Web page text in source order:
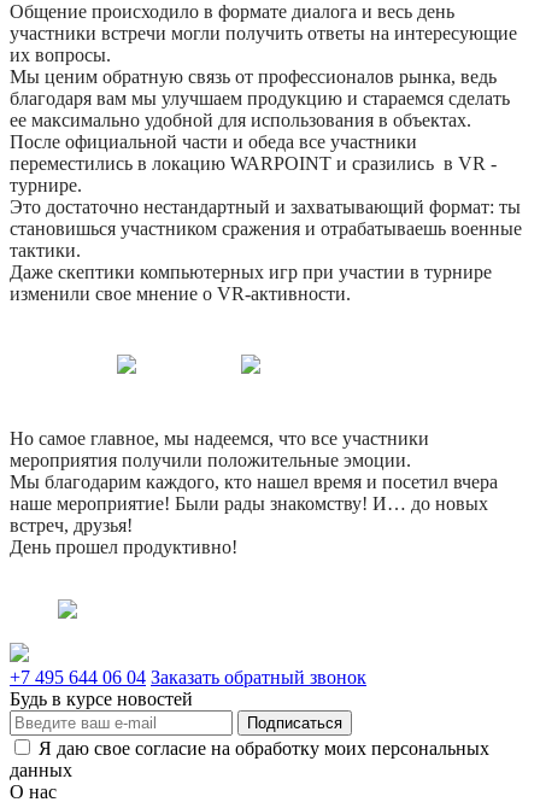
Общение происходило в формате диалога и весь день
участники встречи могли получить ответы на интересующие
их вопросы.
Мы ценим обратную связь от профессионалов рынка, ведь
благодаря вам мы улучшаем продукцию и стараемся сделать
ее максимально удобной для использования в объектах.
После официальной части и обеда все участники
переместились в локацию WARPOINT и сразились в VR -
турнире.
Это достаточно нестандартный и захватывающий формат: ты
становишься участником сражения и отрабатываешь военные
тактики.
Даже скептики компьютерных игр при участии в турнире
изменили свое мнение о VR-активности.
Но самое главное, мы надеемся, что все участники
мероприятия получили положительные эмоции.
Мы благодарим каждого, кто нашел время и посетил вчера
наше мероприятие! Были рады знакомству! И… до новых
встреч, друзья!
День прошел продуктивно!
+7 495 644 06 04 Заказать обратный звонок
Будь в курсе новостей
Подписаться
Я даю свое согласие на обработку моих персональных
данных
О нас